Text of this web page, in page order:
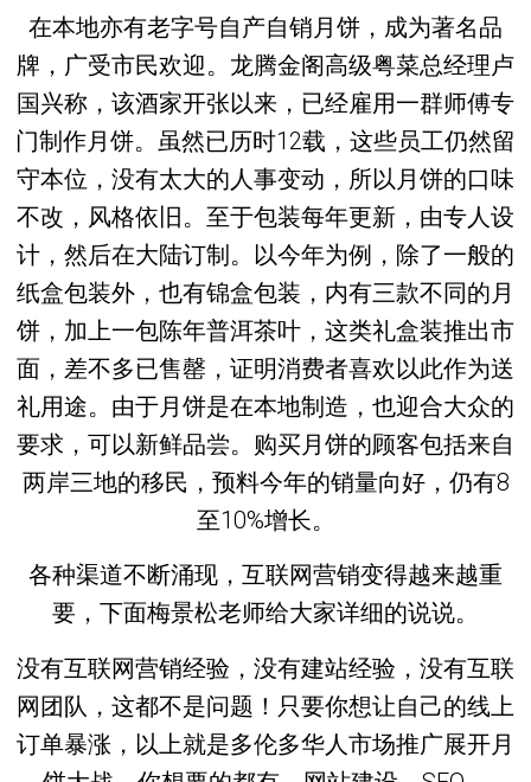
在本地亦有老字号自产自销月饼，成为著名品
牌，广受市民欢迎。龙腾金阁高级粤菜总经理卢
国兴称，该酒家开张以来，已经雇用一群师傅专
门制作月饼。虽然已历时12载，这些员工仍然留
守本位，没有太大的人事变动，所以月饼的口味
不改，风格依旧。至于包装每年更新，由专人设
计，然后在大陆订制。以今年为例，除了一般的
纸盒包装外，也有锦盒包装，内有三款不同的月
饼，加上一包陈年普洱茶叶，这类礼盒装推出市
面，差不多已售罄，证明消费者喜欢以此作为送
礼用途。由于月饼是在本地制造，也迎合大众的
要求，可以新鲜品尝。购买月饼的顾客包括来自
两岸三地的移民，预料今年的销量向好，仍有8
至10%增长。
各种渠道不断涌现，互联网营销变得越来越重
要，下面梅景松老师给大家详细的说说。
没有互联网营销经验，没有建站经验，没有互联
网团队，这都不是问题！只要你想让自己的线上
订单暴涨，以上就是多伦多华人市场推广展开月